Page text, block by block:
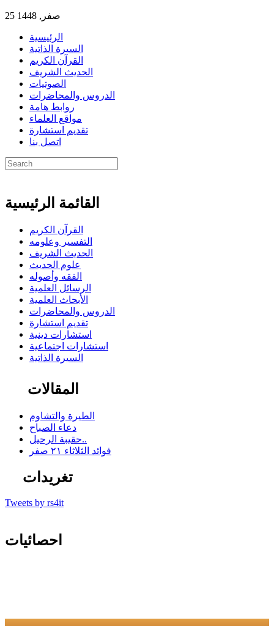
25 صفر, 1448
الرئيسية
السيرة الذاتية
القرآن الكريم
الحديث الشريف
الصوتيات
الدروس والمحاضرات
روابط هامة
مواقع العلماء
تقديم استشارة
اتصل بنا
القائمة الرئيسية
القرآن الكريم
التفسير وعلومه
الحديث الشريف
علوم الحديث
الفقه وأصوله
الرسائل العلمية
الأبحاث العلمية
الدروس والمحاضرات
تقديم استشارة
استشارات دينية
استشارات اجتماعية
السيرة الذاتية
المقالات
الطيرة والتشاوم
دعاء الصباح
حقيبة الرحيل..
فوائد الثلاثاء ٢١ صفر
تغريدات
Tweets by rs4it
احصائيات